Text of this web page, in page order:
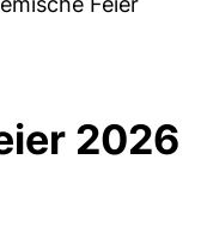
2026